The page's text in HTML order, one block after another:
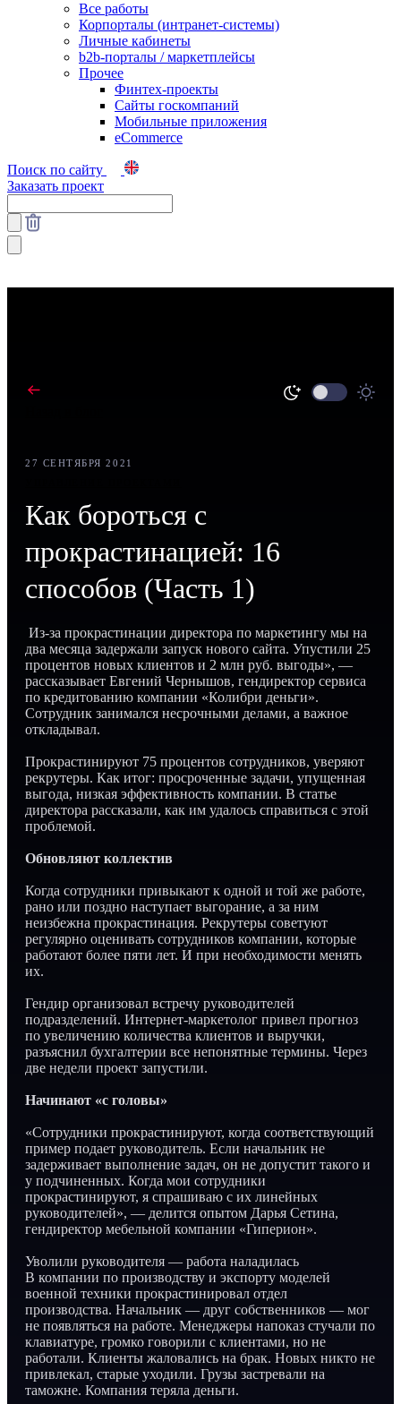
Все работы
Корпорталы (интранет-системы)
Личные кабинеты
b2b-порталы / маркетплейсы
Прочее
Финтех-проекты
Сайты госкомпаний
Мобильные приложения
eCommerce
Поиск по сайту
Заказать проект
27 СЕНТЯБРЯ 2021
Как бороться с
прокрастинацией: 16
способов (Часть 1)
Из-за прокрастинации директора по маркетингу мы на
два месяца задержали запуск нового сайта. Упустили 25
процентов новых клиентов и 2 млн руб. выгоды», —
рассказывает Евгений Чернышов, гендиректор сервиса
по кредитованию компании «Колибри деньги».
Сотрудник занимался несрочными делами, а важное
откладывал.
Прокрастинируют 75 процентов сотрудников, уверяют
рекрутеры. Как итог: просроченные задачи, упущенная
выгода, низкая эффективность компании. В статье
директора рассказали, как им удалось справиться с этой
проблемой.
Обновляют коллектив
Когда сотрудники привыкают к одной и той же работе,
рано или поздно наступает выгорание, а за ним
неизбежна прокрастинация. Рекрутеры советуют
регулярно оценивать сотрудников компании, которые
работают более пяти лет. И при необходимости менять
их.
Гендир организовал встречу руководителей
подразделений. Интернет-маркетолог привел прогноз
по увеличению количества клиентов и выручки,
разъяснил бухгалтерии все непонятные термины. Через
две недели проект запустили.
Начинают «с головы»
«Сотрудники прокрастинируют, когда соответствующий
пример подает руководитель. Если начальник не
задерживает выполнение задач, он не допустит такого и
у подчиненных. Когда мои сотрудники
прокрастинируют, я спрашиваю с их линейных
руководителей», — делится опытом Дарья Сетина,
гендиректор мебельной компании «Гиперион».
Уволили руководителя — работа наладилась
В компании по производству и экспорту моделей
военной техники прокрастинировал отдел
производства. Начальник — друг собственников — мог
не появляться на работе. Менеджеры напоказ стучали по
клавиатуре, громко говорили с клиентами, но не
работали. Клиенты жаловались на брак. Новых никто не
привлекал, старые уходили. Грузы застревали на
таможне. Компания теряла деньги.